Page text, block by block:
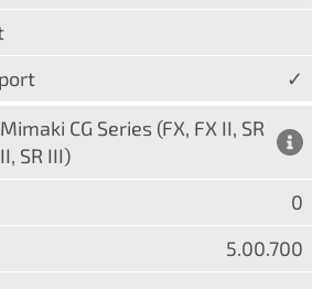
✓
Mimaki CG Series (FX, FX II, SR
II, SR III)
0
5.00.700